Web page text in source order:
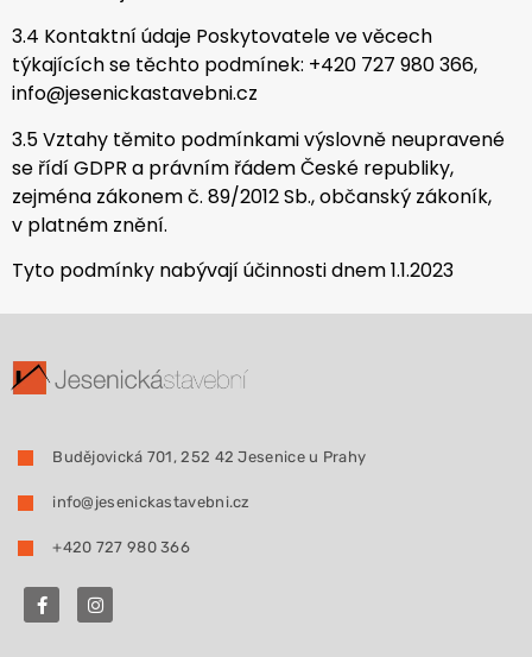
3.4 Kontaktní údaje Poskytovatele ve věcech
týkajících se těchto podmínek: +420 727 980 366,
info@jesenickastavebni.cz
3.5 Vztahy těmito podmínkami výslovně neupravené
se řídí GDPR a právním řádem České republiky,
zejména zákonem č. 89/2012 Sb., občanský zákoník,
v platném znění.
Tyto podmínky nabývají účinnosti dnem 1.1.2023
Budějovická 701, 252 42 Jesenice u Prahy
info@jesenickastavebni.cz
+420 727 980 366